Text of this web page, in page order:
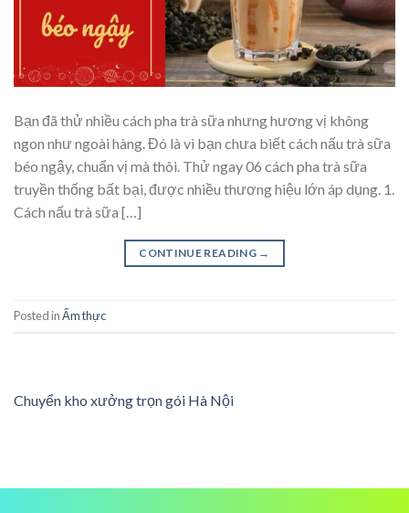
Bạn đã thử nhiều cách pha trà sữa nhưng hương vị không
ngon như ngoài hàng. Đó là vì bạn chưa biết cách nấu trà sữa
béo ngậy, chuẩn vị mà thôi. Thử ngay 06 cách pha trà sữa
truyền thống bất bại, được nhiều thương hiệu lớn áp dụng. 1.
Cách nấu trà sữa […]
CONTINUE READING →
Posted inẨm thực
Chuyển kho xưởng trọn gói Hà Nội